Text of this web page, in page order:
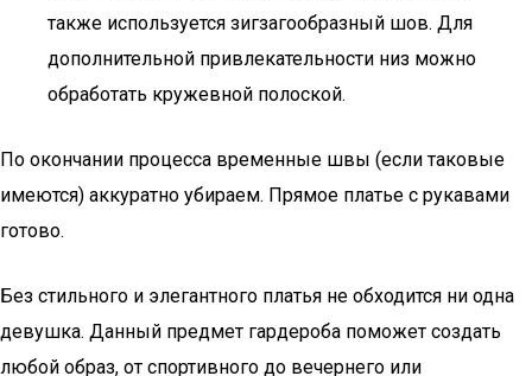
также используется зигзагообразный шов. Для
дополнительной привлекательности низ можно
обработать кружевной полоской.
По окончании процесса временные швы (если таковые
имеются) аккуратно убираем. Прямое платье с рукавами
готово.
Без стильного и элегантного платья не обходится ни одна
девушка. Данный предмет гардероба поможет создать
любой образ, от спортивного до вечернего или